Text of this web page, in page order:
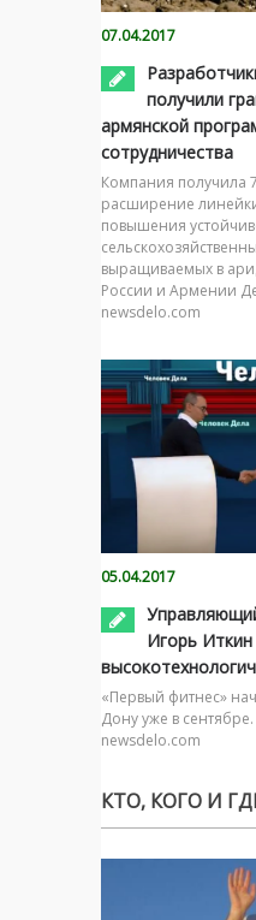
07.04.2017
получили
армянской
сотрудничества
Компания получила
расширение
повышения
выращиваемых в
России и Армении
newsdelo.com
05.04.2017
Игорь
«Первый фитнес»
Дону уже в
newsdelo.com
КТО, КОГО И